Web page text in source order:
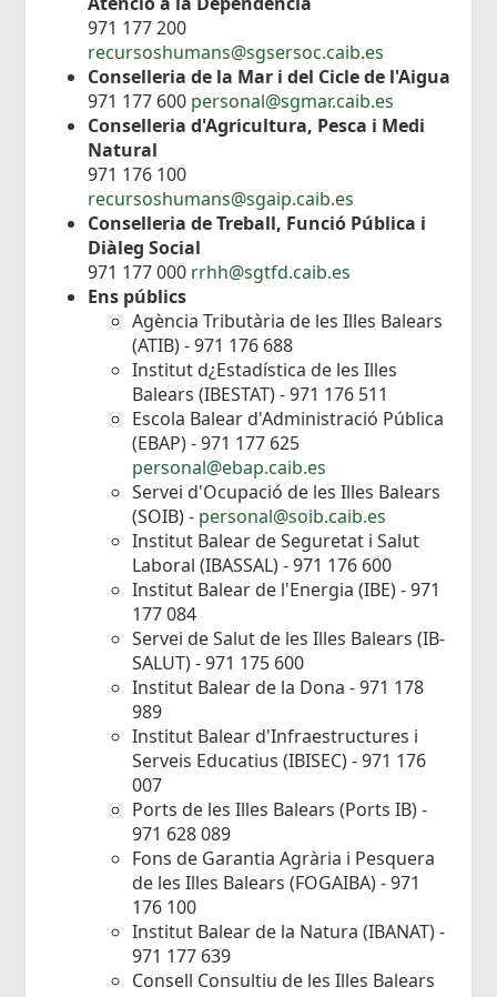
971 177 200
recursoshumans@sgsersoc.caib.es
Conselleria de la Mar i del Cicle de l'Aigua
971 177 600 personal@sgmar.caib.es
Conselleria d'Agricultura, Pesca i Medi
Natural
971 176 100
recursoshumans@sgaip.caib.es
Conselleria de Treball, Funció Pública i
Diàleg Social
971 177 000 rrhh@sgtfd.caib.es
Ens públics
Agència Tributària de les Illes Balears
(ATIB) - 971 176 688
Institut d¿Estadística de les Illes
Balears (IBESTAT) - 971 176 511
Escola Balear d'Administració Pública
(EBAP) - 971 177 625
personal@ebap.caib.es
Servei d'Ocupació de les Illes Balears
(SOIB) - personal@soib.caib.es
Institut Balear de Seguretat i Salut
Laboral (IBASSAL) - 971 176 600
Institut Balear de l'Energia (IBE) - 971
177 084
Servei de Salut de les Illes Balears (IB-
SALUT) - 971 175 600
Institut Balear de la Dona - 971 178
989
Institut Balear d'Infraestructures i
Serveis Educatius (IBISEC) - 971 176
007
Ports de les Illes Balears (Ports IB) -
971 628 089
Fons de Garantia Agrària i Pesquera
de les Illes Balears (FOGAIBA) - 971
176 100
Institut Balear de la Natura (IBANAT) -
971 177 639
Consell Consultiu de les Illes Balears